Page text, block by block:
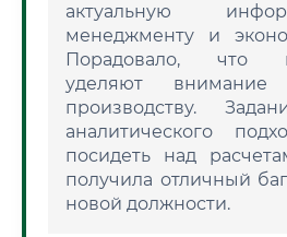
актуальную
менеджменту и
Порадовало, что
уделяют внимание
производству.
аналитического
посидеть над
получила отличный
новой должности.